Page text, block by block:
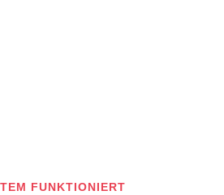
FUNKTIONIERT